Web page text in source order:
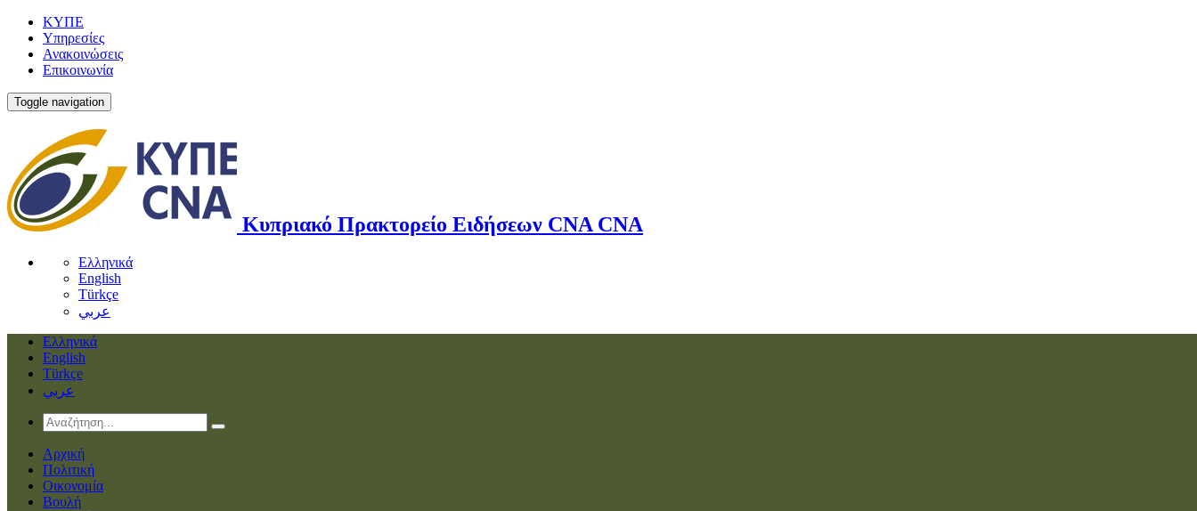
ΚΥΠΕ
Υπηρεσίες
Ανακοινώσεις
Επικοινωνία
Toggle navigation
Κυπριακό Πρακτορείο Ειδήσεων CNA CNA
Ελληνικά
English
Türkçe
عربي
Ελληνικά
English
Türkçe
عربي
Αρχική
Πολιτική
Οικονομία
Βουλή